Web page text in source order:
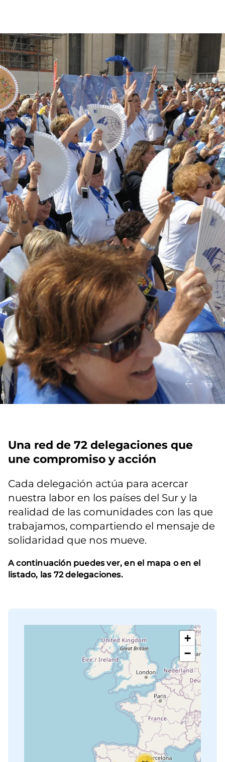
Una red de 72 delegaciones que
une compromiso y acción
Cada delegación actúa para acercar
nuestra labor en los países del Sur y la
realidad de las comunidades con las que
trabajamos, compartiendo el mensaje de
solidaridad que nos mueve.
A continuación puedes ver, en el mapa o en el
listado, las 72 delegaciones.
+
−